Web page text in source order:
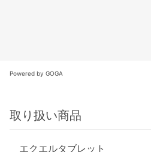
Powered by GOGA
取り扱い商品
エクエルタブレット